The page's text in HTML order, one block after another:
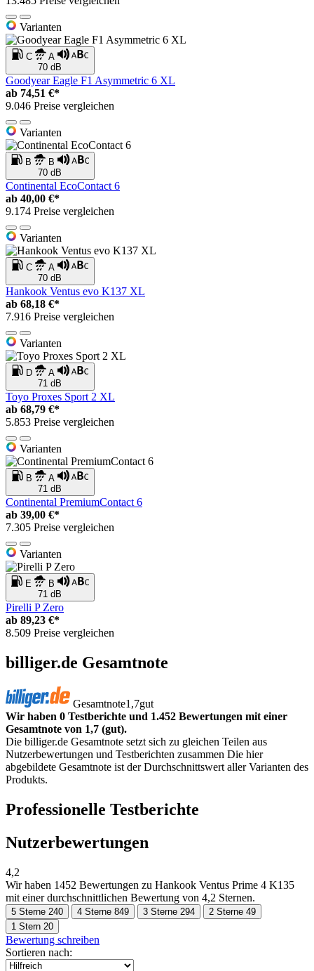
Varianten
C
A
70 dB
Goodyear Eagle F1 Asymmetric 6 XL
ab 74,51 €*
9.046 Preise vergleichen
Varianten
B
B
70 dB
Continental EcoContact 6
ab 40,00 €*
9.174 Preise vergleichen
Varianten
C
A
70 dB
Hankook Ventus evo K137 XL
ab 68,18 €*
7.916 Preise vergleichen
Varianten
D
A
71 dB
Toyo Proxes Sport 2 XL
ab 68,79 €*
5.853 Preise vergleichen
Varianten
B
A
71 dB
Continental PremiumContact 6
ab 39,00 €*
7.305 Preise vergleichen
Varianten
E
B
71 dB
Pirelli P Zero
ab 89,23 €*
8.509 Preise vergleichen
billiger.de Gesamtnote
Gesamtnote1,7gut
Wir haben 0 Testberichte und 1.452 Bewertungen mit einer
Gesamtnote von 1,7 (gut).
Die billiger.de Gesamtnote setzt sich zu gleichen Teilen aus
Nutzerbewertungen und Testberichten zusammen Die hier
abgebildete Gesamtnote ist der Durchschnittswert aller Varianten des
Produkts.
Professionelle Testberichte
Nutzerbewertungen
4,2
Wir haben 1452 Bewertungen zu Hankook Ventus Prime 4 K135
mit einer durchschnittlichen Bewertung von 4,2 Sternen.
5 Sterne 240 4 Sterne 849 3 Sterne 294 2 Sterne 49
1 Stern 20
Bewertung schreiben
Sortieren nach: